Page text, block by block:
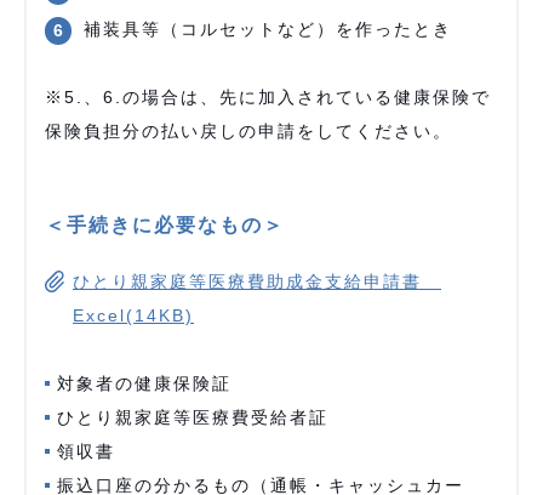
補装具等（コルセットなど）を作ったとき
※5.、6.の場合は、先に加入されている健康保険で
保険負担分の払い戻しの申請をしてください。
＜手続きに必要なもの＞
ひとり親家庭等医療費助成金支給申請書
Excel(14KB)
対象者の健康保険証
ひとり親家庭等医療費受給者証
領収書
振込口座の分かるもの（通帳・キャッシュカー